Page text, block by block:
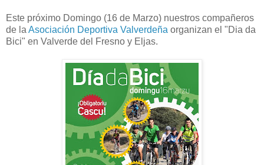
Este próximo Domingo (16 de Marzo) nuestros compañeros
de la Asociación Deportiva Valverdeña organizan el "Dia da
Bici" en Valverde del Fresno y Eljas.